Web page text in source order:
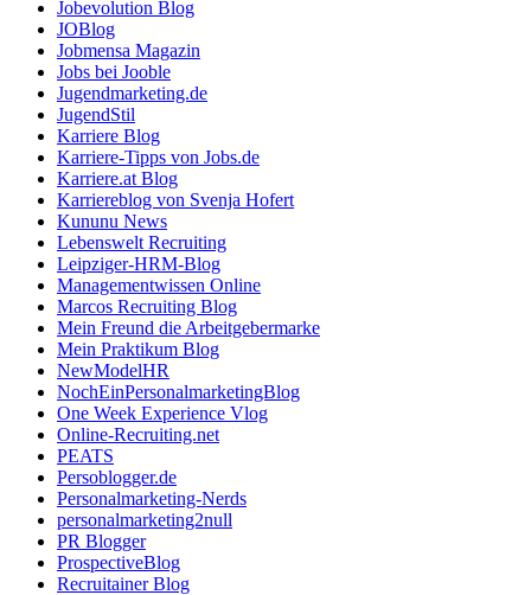
Jobevolution Blog
JOBlog
Jobmensa Magazin
Jobs bei Jooble
Jugendmarketing.de
JugendStil
Karriere Blog
Karriere-Tipps von Jobs.de
Karriere.at Blog
Karriereblog von Svenja Hofert
Kununu News
Lebenswelt Recruiting
Leipziger-HRM-Blog
Managementwissen Online
Marcos Recruiting Blog
Mein Freund die Arbeitgebermarke
Mein Praktikum Blog
NewModelHR
NochEinPersonalmarketingBlog
One Week Experience Vlog
Online-Recruiting.net
PEATS
Persoblogger.de
Personalmarketing-Nerds
personalmarketing2null
PR Blogger
ProspectiveBlog
Recruitainer Blog